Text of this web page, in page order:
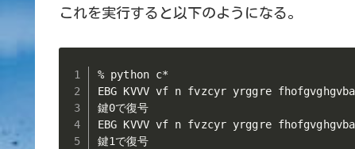
これを実行すると以下のようになる。
% python c*
EBG KVVV vf n fvzcyr yrggre
鍵0で復号
EBG KVVV vf n fvzcyr yrggre
鍵1で復号